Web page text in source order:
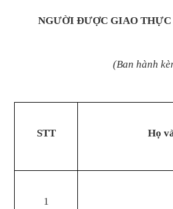
NGƯỜI ĐƯỢC GIAO THỰC
(Ban hành kè
STT Họ
1